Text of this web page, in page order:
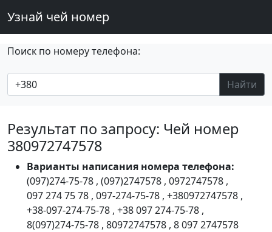
Узнай чей номер
Поиск по номеру телефона:
Найти
Результат по запросу: Чей номер
380972747578
Варианты написания номера телефона:
(097)274-75-78 , (097)2747578 , 0972747578 ,
097 274 75 78 , 097-274-75-78 , +380972747578 ,
+38-097-274-75-78 , +38 097 274-75-78 ,
8(097)274-75-78 , 80972747578 , 8 097 2747578